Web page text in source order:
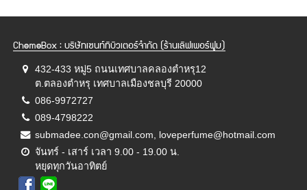
ChemeBox : บริษัทเซนท์ทิบิวเตอร์จำกัด (ร้านเลิฟเพอร์ฟูม)
432-433 หมู่5 ถนนเทศบาลคลองตำหรุ12
ต.ตลองตำหรุ เทศบาลเมืองชลบุรี 20000
086-9972727
089-4798222
submadee.con@gmail.com, loveperfume@hotmail.com
จันทร์ - เสาร์ เวลา 9.00 - 19.00 น.
หยุดทุกวันอาทิตย์